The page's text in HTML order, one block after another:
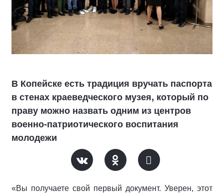
В Копейске есть традиция вручать паспорта
в стенах краеведческого музея, который по
праву можно назвать одним из центров
военно-патриотического воспитания
молодежи
«Вы получаете свой первый документ. Уверен, этот